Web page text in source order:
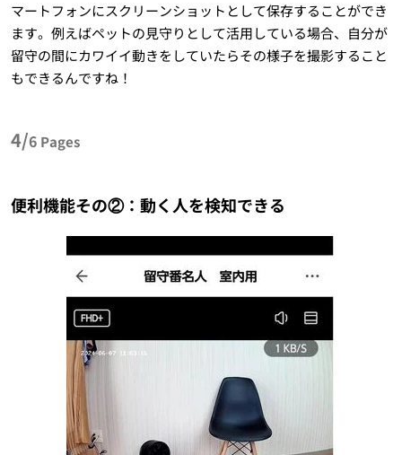
マートフォンにスクリーンショットとして保存することができ
ます。例えばペットの見守りとして活用している場合、自分が
留守の間にカワイイ動きをしていたらその様子を撮影すること
もできるんですね！
4/6 Pages
便利機能その②：動く人を検知できる